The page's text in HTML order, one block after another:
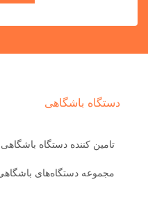
دستگاه باشگاهی
تامین کننده دستگاه باشگاهی
مجموعه دستگاه‌های